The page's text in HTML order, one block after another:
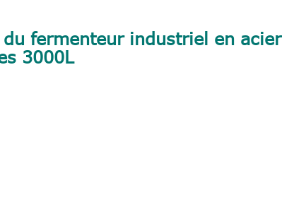
fermenteur industriel en acier
3000L